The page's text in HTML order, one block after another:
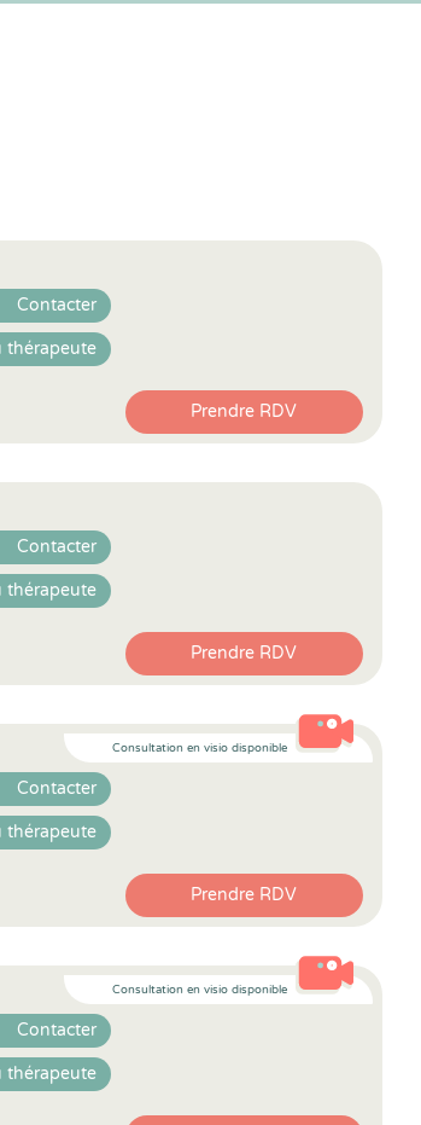
Contacter
thérapeute
Prendre RDV
Contacter
thérapeute
Prendre RDV
Consultation en visio disponible
Contacter
thérapeute
Prendre RDV
Consultation en visio disponible
Contacter
thérapeute